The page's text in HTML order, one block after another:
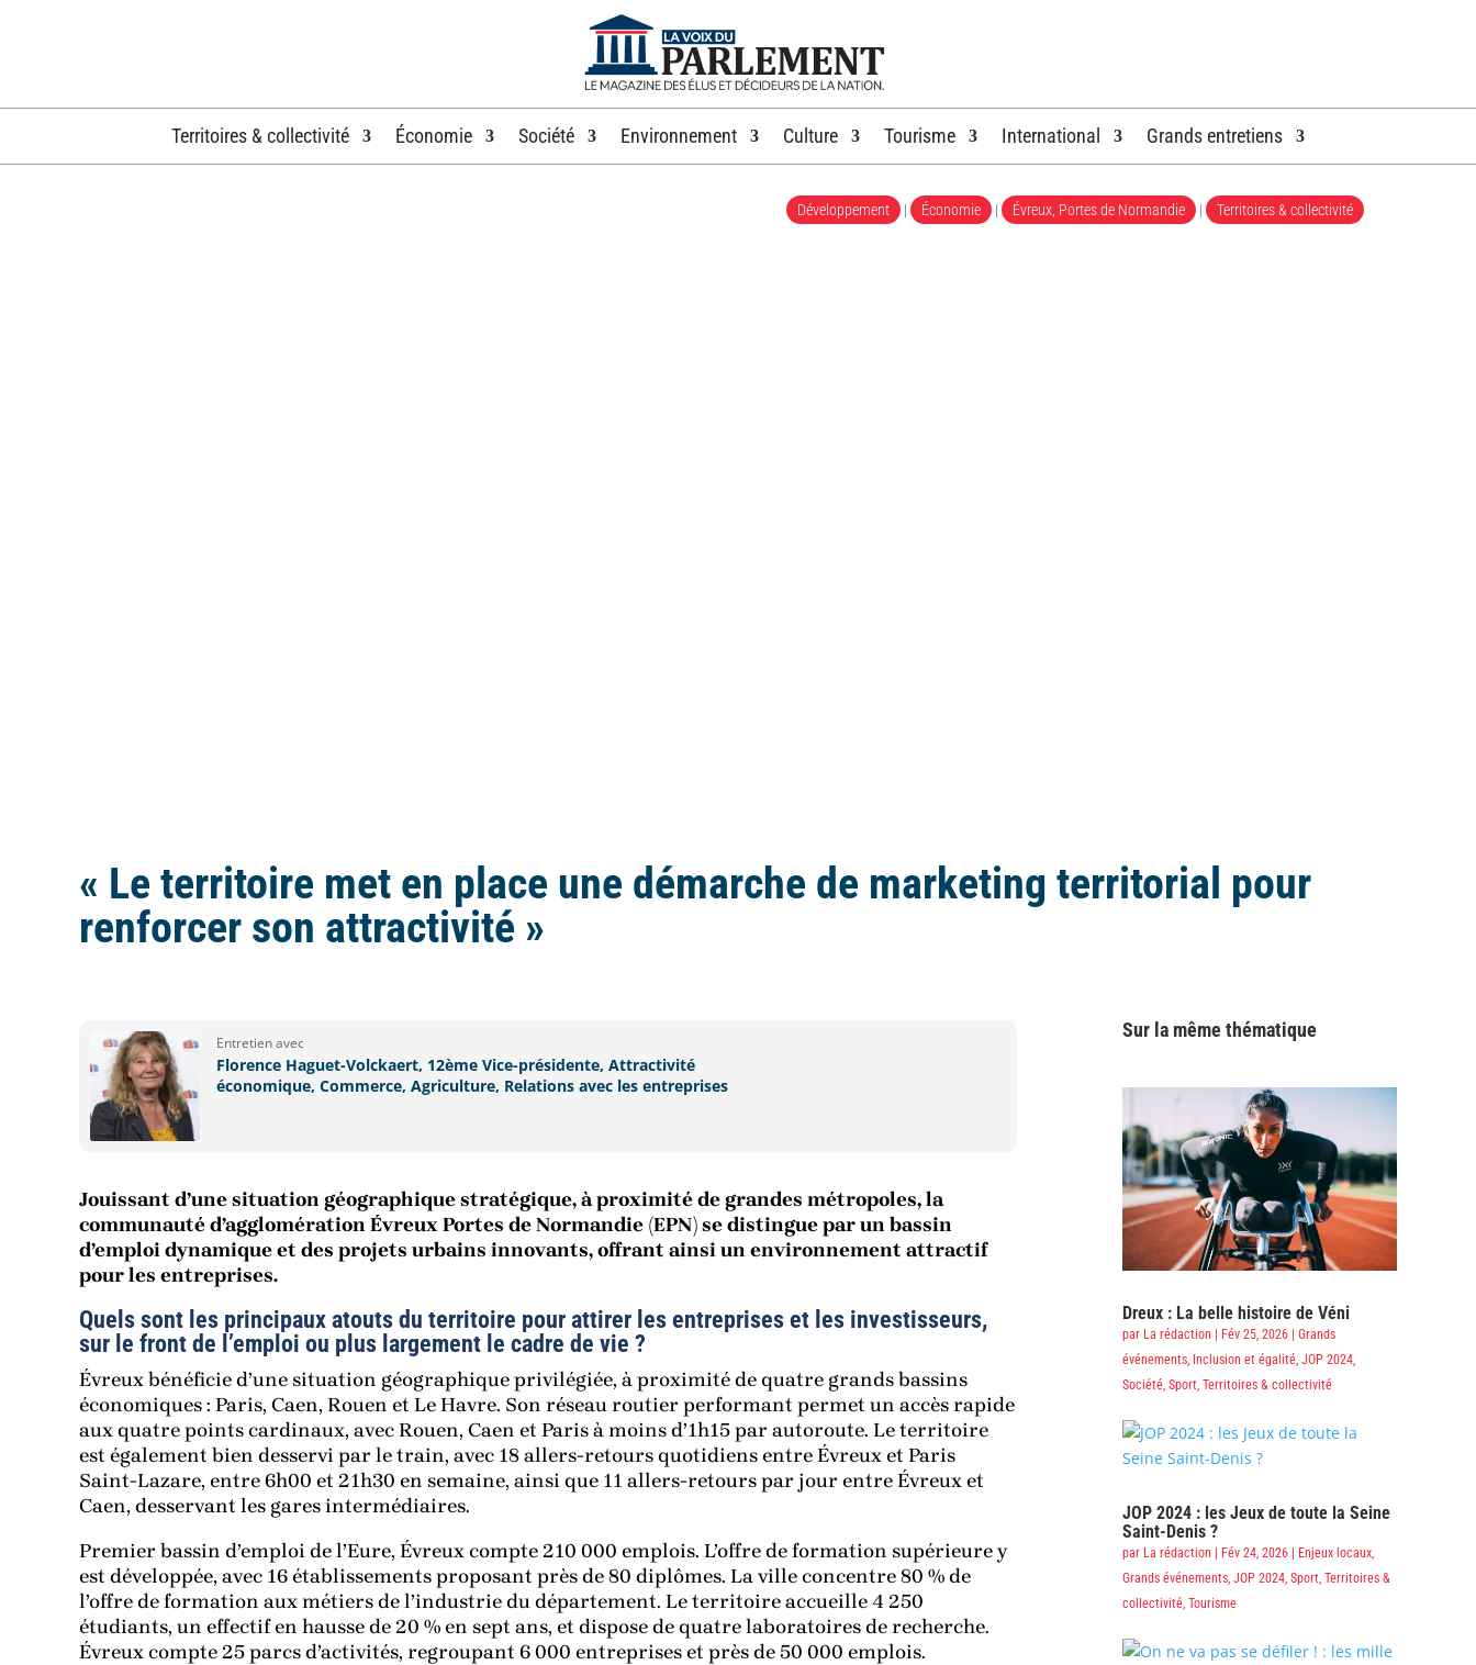
Territoires & collectivité Économie Société Environnement Culture Tourisme International Grands entretiens
Développement | Économie | Évreux, Portes de Normandie | Territoires & collectivité
« Le territoire met en place une démarche de marketing territorial pour
renforcer son attractivité »
Entretien avec
Florence Haguet-Volckaert, 12ème Vice-présidente, Attractivité
économique, Commerce, Agriculture, Relations avec les entreprises
Jouissant d’une situation géographique stratégique, à proximité de grandes métropoles, la
communauté d’agglomération Évreux Portes de Normandie (EPN) se distingue par un bassin
d’emploi dynamique et des projets urbains innovants, offrant ainsi un environnement attractif
pour les entreprises.
Quels sont les principaux atouts du territoire pour attirer les entreprises et les investisseurs,
sur le front de l’emploi ou plus largement le cadre de vie ?
Évreux bénéficie d’une situation géographique privilégiée, à proximité de quatre grands bassins
économiques : Paris, Caen, Rouen et Le Havre. Son réseau routier performant permet un accès rapide
aux quatre points cardinaux, avec Rouen, Caen et Paris à moins d’1h15 par autoroute. Le territoire
est également bien desservi par le train, avec 18 allers-retours quotidiens entre Évreux et Paris
Saint-Lazare, entre 6h00 et 21h30 en semaine, ainsi que 11 allers-retours par jour entre Évreux et
Caen, desservant les gares intermédiaires.
Premier bassin d’emploi de l’Eure, Évreux compte 210 000 emplois. L’offre de formation supérieure y
est développée, avec 16 établissements proposant près de 80 diplômes. La ville concentre 80 % de
l’offre de formation aux métiers de l’industrie du département. Le territoire accueille 4 250
étudiants, un effectif en hausse de 20 % en sept ans, et dispose de quatre laboratoires de recherche.
Évreux compte 25 parcs d’activités, regroupant 6 000 entreprises et près de 50 000 emplois.
Sur la même thématique
Dreux : La belle histoire de Véni
par La rédaction | Fév 25, 2026| Grands
événements, Inclusion et égalité, JOP 2024,
Société, Sport Territoires & collectivité
JOP 2024 : les Jeux de toute la Seine
Saint-Denis ?
par La rédaction | Fév 24, 2026| Enjeux locaux,
Grands événements, JOP 2024, Sport Territoires &
collectivité, Tourisme